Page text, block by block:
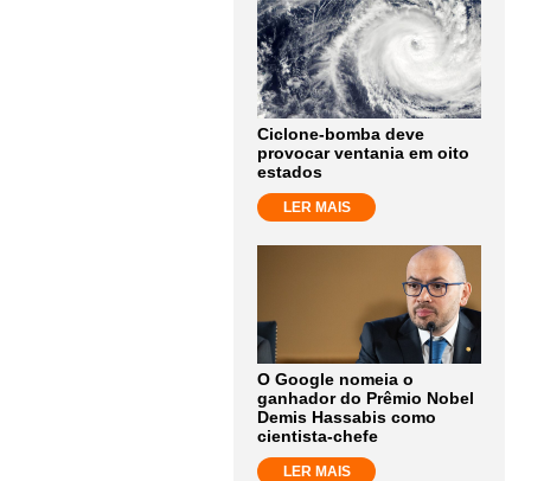
Ciclone-bomba deve
provocar ventania em oito
estados
LER MAIS
O Google nomeia o
ganhador do Prêmio Nobel
Demis Hassabis como
cientista-chefe
LER MAIS